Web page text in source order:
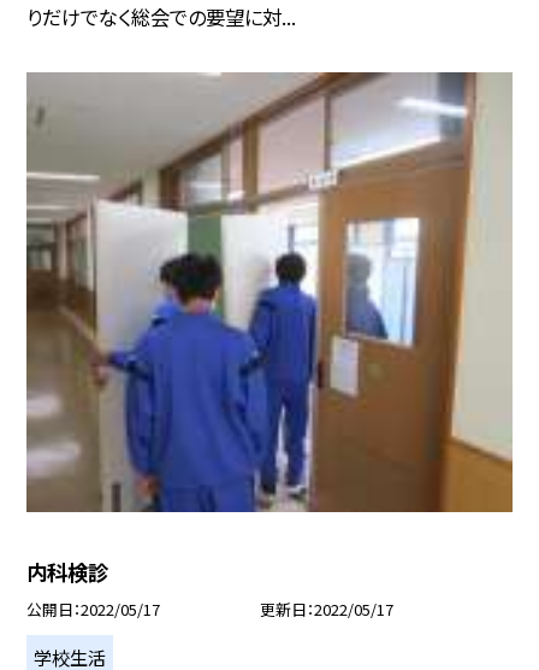
りだけでなく総会での要望に対...
内科検診
公開日 2022/05/17 更新日 2022/05/17
学校生活